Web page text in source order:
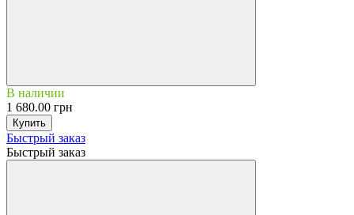
В наличии
1 680.00 грн
Купить
Быстрый заказ
Быстрый заказ